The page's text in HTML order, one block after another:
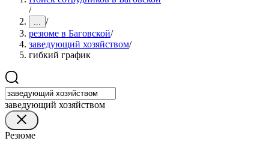
/
... /
резюме в Баговской/
заведующий хозяйством/
гибкий график
заведующий хозяйством
Резюме